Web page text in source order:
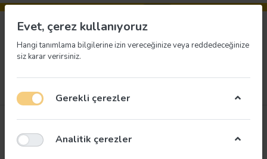
Evet, çerez kullanıyoruz
Hangi tanımlama bilgilerine izin vereceğinize veya reddedeceğinize
siz karar verirsiniz.
Gerekli çerezler
Analitik çerezler